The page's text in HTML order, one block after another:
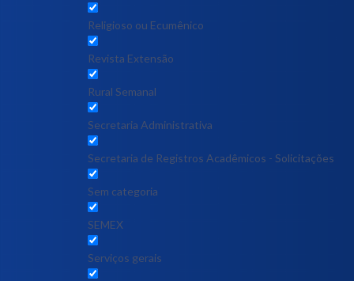
Religioso ou Ecumênico
Revista Extensão
Rural Semanal
Secretaria Administrativa
Secretaria de Registros Acadêmicos - Solicitações
Sem categoria
SEMEX
Serviços gerais